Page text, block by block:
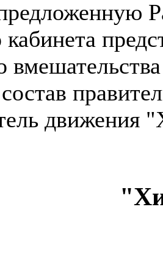
кабинета
движения